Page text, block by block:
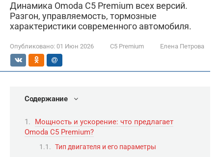
Динамика Omoda C5 Premium всех версий.
Разгон, управляемость, тормозные
характеристики современного автомобиля.
Опубликовано: 01 Июн 2026 C5 Premium Елена Петрова
Содержание
Мощность и ускорение: что предлагает
Omoda C5 Premium?
Тип двигателя и его параметры